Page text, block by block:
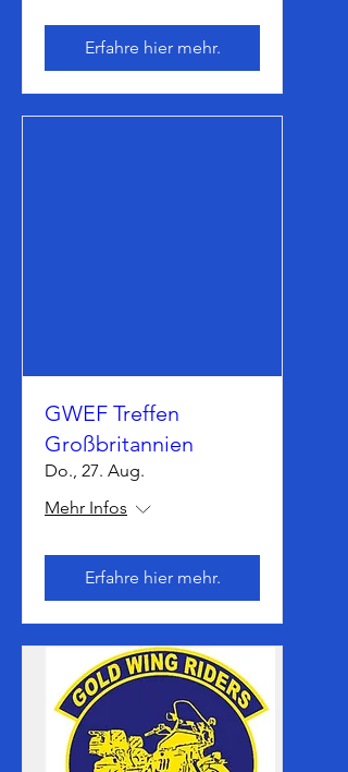
Erfahre hier mehr.
GWEF Treffen
Großbritannien
Do., 27. Aug.
Mehr Infos
Erfahre hier mehr.